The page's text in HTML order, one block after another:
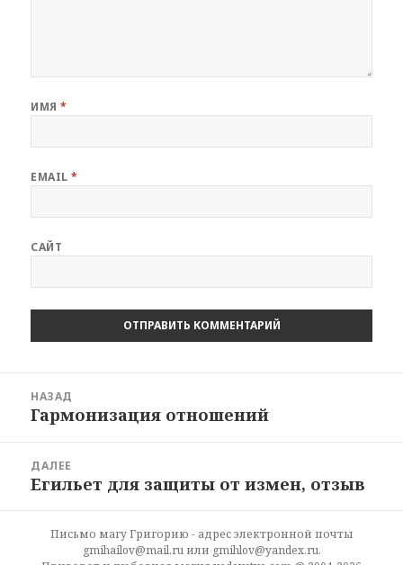
ИМЯ*
EMAIL*
САЙТ
записям
НАЗАД
Предыдущая
Гармонизация отношений
ДАЛЕЕ
Следующая
Егильет для защиты от измен, отзыв
Письмо магу Григорию - адрес электронной почты
gmihailov@mail.ru или gmihlov@yandex.ru.